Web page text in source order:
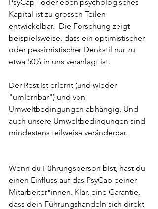
PsyCap - oder eben psychologisches
Kapital ist zu grossen Teilen
entwickelbar. Die Forschung zeigt
beispielsweise, dass ein optimistischer
oder pessimistischer Denkstil nur zu
etwa 50% in uns veranlagt ist.
Der Rest ist erlernt (und wieder
"umlernbar") und von
Umweltbedingungen abhängig. Und
auch unsere Umweltbedingungen sind
mindestens teilweise veränderbar.
Wenn du Führungsperson bist, hast du
einen Einfluss auf das PsyCap deiner
Mitarbeiter*innen. Klar, eine Garantie,
dass dein Führungshandeln sich direkt